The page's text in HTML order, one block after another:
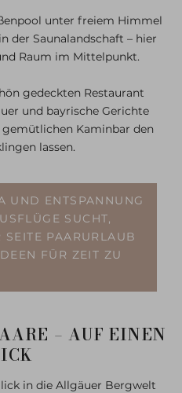
unter freiem Himmel
der Saunalandschaft – hier
Raum im Mittelpunkt.
gedeckten Restaurant
und bayrische Gerichte
Kaminbar den
lassen.
UND ENTSPANNUNG
SUCHT,
PAARURLAUB
FÜR ZEIT ZU
– AUF EINEN
in die Allgäuer Bergwelt